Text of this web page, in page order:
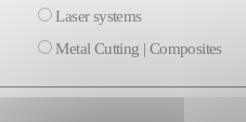
Laser systems
Metal Cutting | Composites